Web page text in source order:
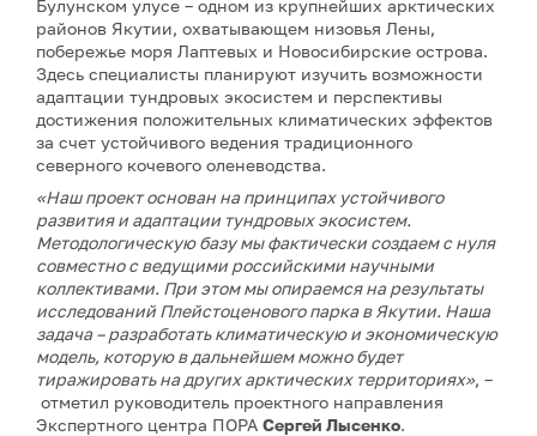
Булунском улусе – одном из крупнейших арктических
районов Якутии, охватывающем низовья Лены,
побережье моря Лаптевых и Новосибирские острова.
Здесь специалисты планируют изучить возможности
адаптации тундровых экосистем и перспективы
достижения положительных климатических эффектов
за счет устойчивого ведения традиционного
северного кочевого оленеводства.
«Наш проект основан на принципах устойчивого
развития и адаптации тундровых экосистем.
Методологическую базу мы фактически создаем с нуля
совместно с ведущими российскими научными
коллективами. При этом мы опираемся на результаты
исследований Плейстоценового парка в Якутии. Наша
задача – разработать климатическую и экономическую
модель, которую в дальнейшем можно будет
тиражировать на других арктических территориях», –
отметил руководитель проектного направления
Экспертного центра ПОРА Сергей Лысенко.